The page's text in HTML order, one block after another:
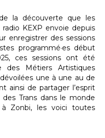
la découverte que les
radio KEXP envoie depuis
enregistrer des sessions
programmé·es début
ces sessions ont été
des Métiers Artistiques
une à une au de
ainsi de partager l’esprit
Trans dans le monde
Zonbi, les voici toutes